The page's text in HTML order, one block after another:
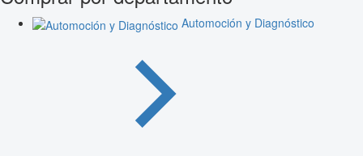
Automoción y Diagnóstico